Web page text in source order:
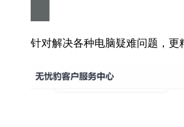
针对解决各种电脑疑难问题，更